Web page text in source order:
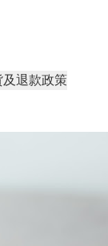
及退款政策